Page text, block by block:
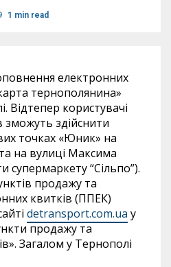
1 min read
електронних
тернополянина»
Відтепер користувачі
зможуть здійснити
точках «Юник» на
на вулиці Максима
“Сільпо”).
продажу та
квитків (ППЕК)
detransport.com.ua у
продажу та
Загалом у Тернополі